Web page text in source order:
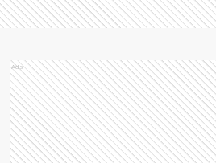
Ads